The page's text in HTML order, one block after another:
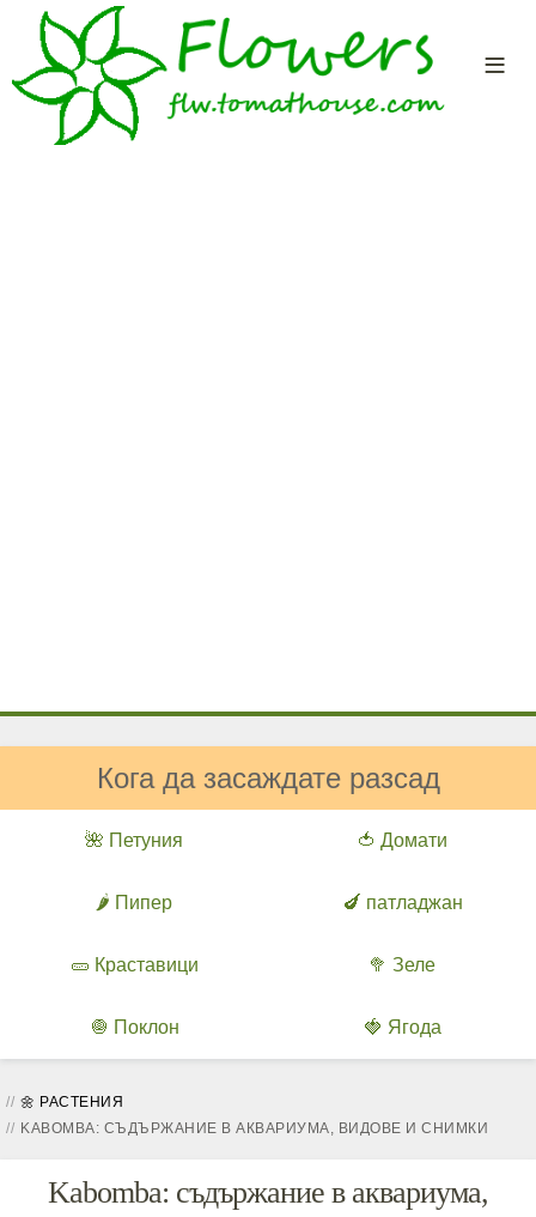
Кога да засаждате разсад
🌺 Петуния 🍅 Домати
🌶️ Пипер 🍆 патладжан
🥒 Краставици 🥦 Зеле
🧅 Поклон 🍓 Ягода
🌼 РАСТЕНИЯ
KABOMBA: СЪДЪРЖАНИЕ В АКВАРИУМА, ВИДОВЕ И СНИМКИ
Kabomba: съдържание в аквариума,